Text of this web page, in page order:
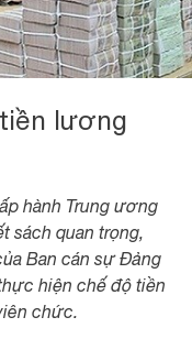
lương
hành Trung ương
sách quan trọng,
Ban cán sự Đảng
hiện chế độ tiền
chức.